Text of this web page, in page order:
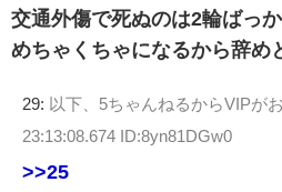
交通外傷で死ぬのは2輪ばっか
めちゃくちゃになるから辞め
29: 以下、5ちゃんねるからVIPが
23:13:08.674 ID:8yn81DGw0
>>25